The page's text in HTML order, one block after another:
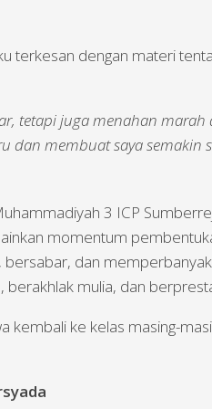
terkesan dengan materi
tetapi juga menahan marah
dan membuat saya semakin
3 ICP
momentum
bersabar, dan
berakhlak mulia, dan
kembali ke kelas masing-